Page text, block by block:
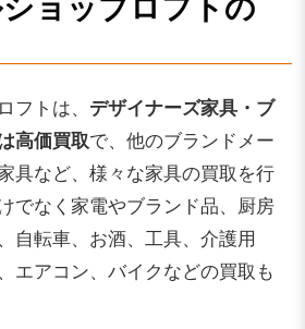
フトは、 デザイナーズ家具・ブ
高価買取で、他のブランドメー
具など、様々な家具の買取を行
でなく家電やブランド品、厨房
自転車、お酒、工具、介護用
エアコン、バイクなどの買取も